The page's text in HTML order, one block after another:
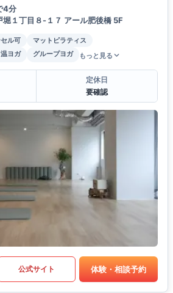
4分
堀１丁目８-１７ アール肥後橋 5F
ル可
マットピラティス
ヨガ グループヨガ もっと見る
定休日
要確認
公式サイト 体験・相談予約